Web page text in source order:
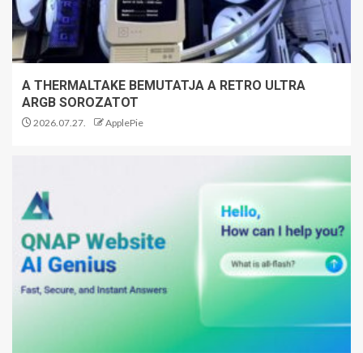
A THERMALTAKE BEMUTATJA A RETRO ULTRA
ARGB SOROZATOT
2026.07.27. ApplePie